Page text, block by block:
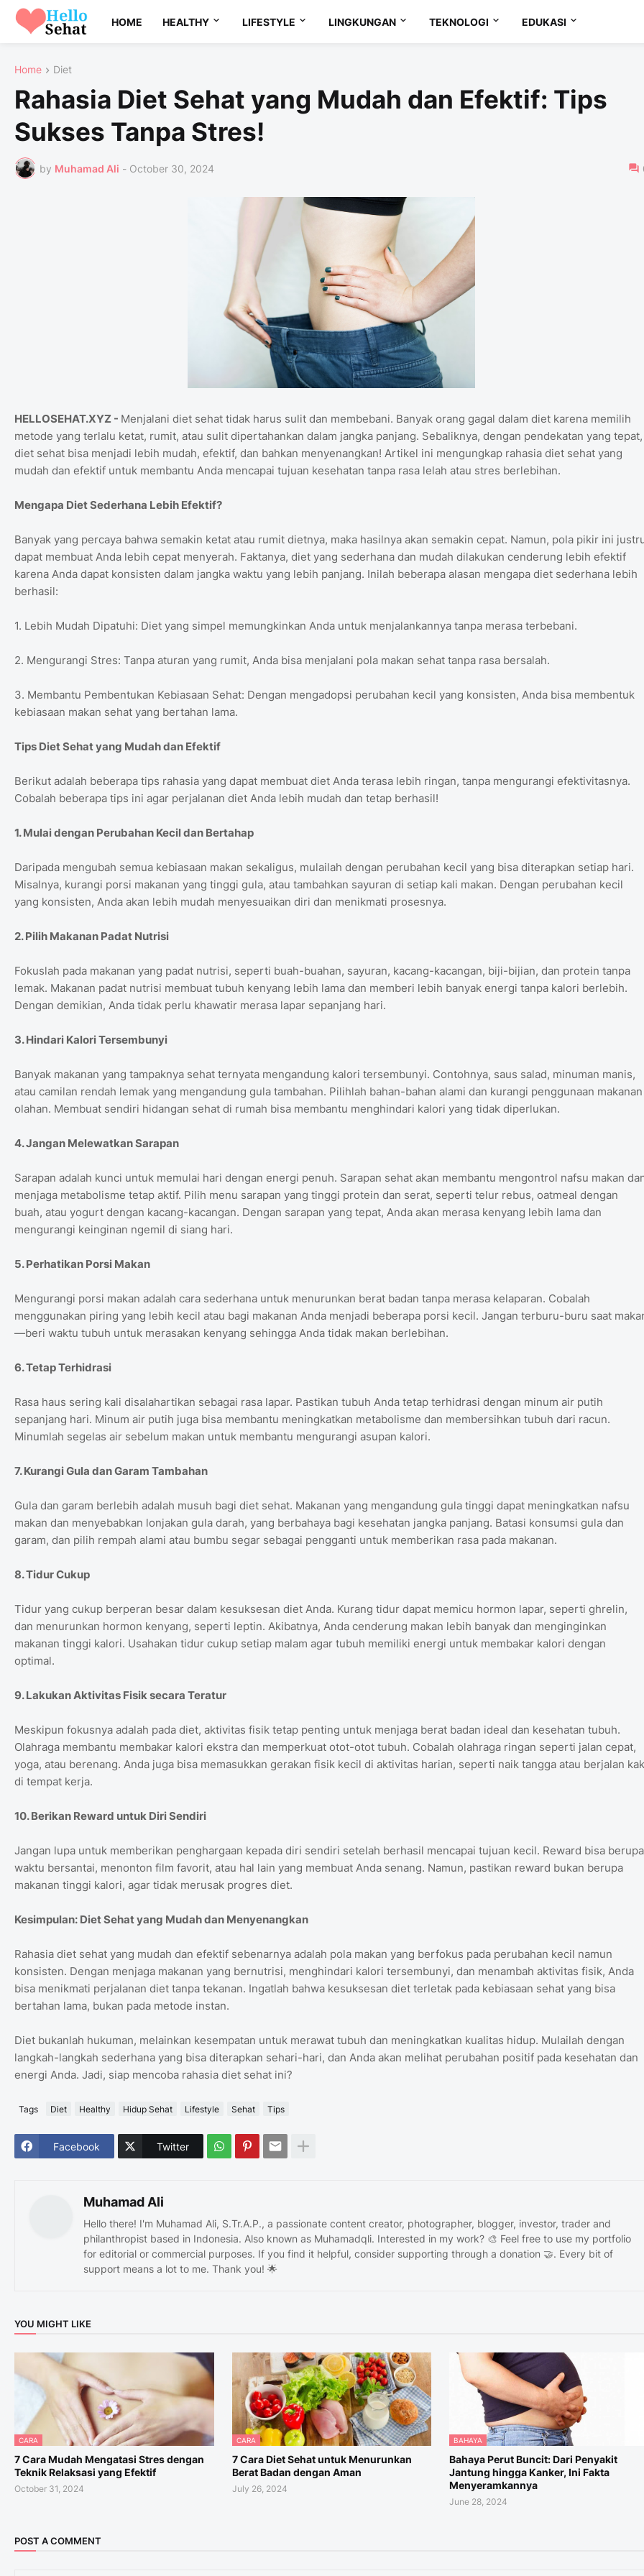
HOME HEALTHY LIFESTYLE LINGKUNGAN TEKNOLOGI EDUKASI
Home Diet
Rahasia Diet Sehat yang Mudah dan Efektif: Tips
Sukses Tanpa Stres!
by Muhamad Ali - October 30, 2024
HELLOSEHAT.XYZ - Menjalani diet sehat tidak harus sulit dan membebani. Banyak orang gagal dalam diet karena memilih
metode yang terlalu ketat, rumit, atau sulit dipertahankan dalam jangka panjang. Sebaliknya, dengan pendekatan yang tepat,
diet sehat bisa menjadi lebih mudah, efektif, dan bahkan menyenangkan! Artikel ini mengungkap rahasia diet sehat yang
mudah dan efektif untuk membantu Anda mencapai tujuan kesehatan tanpa rasa lelah atau stres berlebihan.
Mengapa Diet Sederhana Lebih Efektif?
Banyak yang percaya bahwa semakin ketat atau rumit dietnya, maka hasilnya akan semakin cepat. Namun, pola pikir ini
dapat membuat Anda lebih cepat menyerah. Faktanya, diet yang sederhana dan mudah dilakukan cenderung lebih efektif
karena Anda dapat konsisten dalam jangka waktu yang lebih panjang. Inilah beberapa alasan mengapa diet sederhana lebih
berhasil:
1. Lebih Mudah Dipatuhi: Diet yang simpel memungkinkan Anda untuk menjalankannya tanpa merasa terbebani.
2. Mengurangi Stres: Tanpa aturan yang rumit, Anda bisa menjalani pola makan sehat tanpa rasa bersalah.
3. Membantu Pembentukan Kebiasaan Sehat: Dengan mengadopsi perubahan kecil yang konsisten, Anda bisa membentuk
kebiasaan makan sehat yang bertahan lama.
Tips Diet Sehat yang Mudah dan Efektif
Berikut adalah beberapa tips rahasia yang dapat membuat diet Anda terasa lebih ringan, tanpa mengurangi efektivitasnya.
Cobalah beberapa tips ini agar perjalanan diet Anda lebih mudah dan tetap berhasil!
1. Mulai dengan Perubahan Kecil dan Bertahap
Daripada mengubah semua kebiasaan makan sekaligus, mulailah dengan perubahan kecil yang bisa diterapkan setiap hari.
Misalnya, kurangi porsi makanan yang tinggi gula, atau tambahkan sayuran di setiap kali makan. Dengan perubahan kecil
yang konsisten, Anda akan lebih mudah menyesuaikan diri dan menikmati prosesnya.
2. Pilih Makanan Padat Nutrisi
Fokuslah pada makanan yang padat nutrisi, seperti buah-buahan, sayuran, kacang-kacangan, biji-bijian, dan protein tanpa
lemak. Makanan padat nutrisi membuat tubuh kenyang lebih lama dan memberi lebih banyak energi tanpa kalori berlebih.
Dengan demikian, Anda tidak perlu khawatir merasa lapar sepanjang hari.
3. Hindari Kalori Tersembunyi
Banyak makanan yang tampaknya sehat ternyata mengandung kalori tersembunyi. Contohnya, saus salad, minuman manis,
atau camilan rendah lemak yang mengandung gula tambahan. Pilihlah bahan-bahan alami dan kurangi penggunaan makanan
olahan. Membuat sendiri hidangan sehat di rumah bisa membantu menghindari kalori yang tidak diperlukan.
4. Jangan Melewatkan Sarapan
Sarapan adalah kunci untuk memulai hari dengan energi penuh. Sarapan sehat akan membantu mengontrol nafsu makan
menjaga metabolisme tetap aktif. Pilih menu sarapan yang tinggi protein dan serat, seperti telur rebus, oatmeal dengan
buah, atau yogurt dengan kacang-kacangan. Dengan sarapan yang tepat, Anda akan merasa kenyang lebih lama dan
mengurangi keinginan ngemil di siang hari.
5. Perhatikan Porsi Makan
Mengurangi porsi makan adalah cara sederhana untuk menurunkan berat badan tanpa merasa kelaparan. Cobalah
menggunakan piring yang lebih kecil atau bagi makanan Anda menjadi beberapa porsi kecil. Jangan terburu-buru saat
—beri waktu tubuh untuk merasakan kenyang sehingga Anda tidak makan berlebihan.
6. Tetap Terhidrasi
Rasa haus sering kali disalahartikan sebagai rasa lapar. Pastikan tubuh Anda tetap terhidrasi dengan minum air putih
sepanjang hari. Minum air putih juga bisa membantu meningkatkan metabolisme dan membersihkan tubuh dari racun.
Minumlah segelas air sebelum makan untuk membantu mengurangi asupan kalori.
7. Kurangi Gula dan Garam Tambahan
Gula dan garam berlebih adalah musuh bagi diet sehat. Makanan yang mengandung gula tinggi dapat meningkatkan nafsu
makan dan menyebabkan lonjakan gula darah, yang berbahaya bagi kesehatan jangka panjang. Batasi konsumsi gula dan
garam, dan pilih rempah alami atau bumbu segar sebagai pengganti untuk memberikan rasa pada makanan.
8. Tidur Cukup
Tidur yang cukup berperan besar dalam kesuksesan diet Anda. Kurang tidur dapat memicu hormon lapar, seperti ghrelin,
dan menurunkan hormon kenyang, seperti leptin. Akibatnya, Anda cenderung makan lebih banyak dan menginginkan
makanan tinggi kalori. Usahakan tidur cukup setiap malam agar tubuh memiliki energi untuk membakar kalori dengan
optimal.
9. Lakukan Aktivitas Fisik secara Teratur
Meskipun fokusnya adalah pada diet, aktivitas fisik tetap penting untuk menjaga berat badan ideal dan kesehatan tubuh.
Olahraga membantu membakar kalori ekstra dan memperkuat otot-otot tubuh. Cobalah olahraga ringan seperti jalan cepat,
yoga, atau berenang. Anda juga bisa memasukkan gerakan fisik kecil di aktivitas harian, seperti naik tangga atau berjalan
di tempat kerja.
10. Berikan Reward untuk Diri Sendiri
Jangan lupa untuk memberikan penghargaan kepada diri sendiri setelah berhasil mencapai tujuan kecil. Reward bisa berupa
waktu bersantai, menonton film favorit, atau hal lain yang membuat Anda senang. Namun, pastikan reward bukan berupa
makanan tinggi kalori, agar tidak merusak progres diet.
Kesimpulan: Diet Sehat yang Mudah dan Menyenangkan
Rahasia diet sehat yang mudah dan efektif sebenarnya adalah pola makan yang berfokus pada perubahan kecil namun
konsisten. Dengan menjaga makanan yang bernutrisi, menghindari kalori tersembunyi, dan menambah aktivitas fisik, Anda
bisa menikmati perjalanan diet tanpa tekanan. Ingatlah bahwa kesuksesan diet terletak pada kebiasaan sehat yang bisa
bertahan lama, bukan pada metode instan.
Diet bukanlah hukuman, melainkan kesempatan untuk merawat tubuh dan meningkatkan kualitas hidup. Mulailah dengan
langkah-langkah sederhana yang bisa diterapkan sehari-hari, dan Anda akan melihat perubahan positif pada kesehatan dan
energi Anda. Jadi, siap mencoba rahasia diet sehat ini?
Tags Diet Healthy Hidup Sehat Lifestyle Sehat Tips
Facebook Twitter
Muhamad Ali
Hello there! I'm Muhamad Ali, S.Tr.A.P., a passionate content creator, photographer, blogger, investor, trader and
philanthropist based in Indonesia. Also known as Muhamadqli. Interested in my work? 🎨 Feel free to use my portfolio
for editorial or commercial purposes. If you find it helpful, consider supporting through a donation 🤝. Every bit of
support means a lot to me. Thank you! 🌟
YOU MIGHT LIKE
CARA
7 Cara Mudah Mengatasi Stres dengan
Teknik Relaksasi yang Efektif
October 31, 2024
CARA
7 Cara Diet Sehat untuk Menurunkan
Berat Badan dengan Aman
July 26, 2024
BAHAYA
Bahaya Perut Buncit: Dari Penyakit
Jantung hingga Kanker, Ini Fakta
Menyeramkannya
June 28, 2024
POST A COMMENT